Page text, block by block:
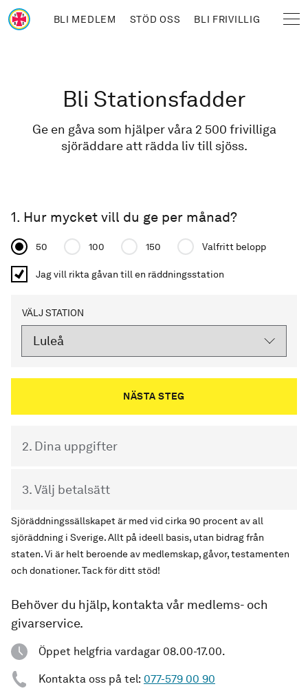
Hoppa till huvudinnehåll
BLI MEDLEM STÖD OSS BLI FRIVILLIG
Bli Stationsfadder
Ge en gåva som hjälper våra 2 500 frivilliga
sjöräddare att rädda liv till sjöss.
1. Hur mycket vill du ge per månad?
Donation amount
50 100 150 Valfritt belopp
Jag vill rikta gåvan till en räddningsstation
VÄLJ STATION
2. Dina uppgifter
3. Välj betalsätt
Sjöräddningssällskapet är med vid cirka 90 procent av all
sjöräddning i Sverige. Allt på ideell basis, utan bidrag från
staten. Vi är helt beroende av medlemskap, gåvor, testamenten
och donationer. Tack för ditt stöd!
Behöver du hjälp, kontakta vår medlems- och
givarservice.
Öppet helgfria vardagar 08.00-17.00.
Kontakta oss på tel: 077-579 00 90